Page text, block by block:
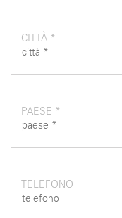
CITTÀ *
PAESE *
TELEFONO